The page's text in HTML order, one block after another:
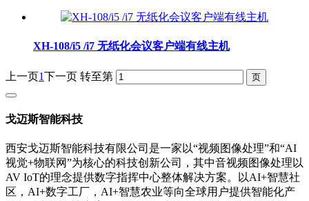
XH-108/i5 /i7 无纸化会议客户端有线主机
上一页1下一页 转至第
戈迈斯智能科技
西安戈迈斯智能科技有限公司是一家以“视频图像处理”和“AI
视觉+物联网”为核心的科技创新公司，其中音视频图像处理以
AV IoT的理念提供数字指挥中心整体解决方案。以AI+智慧社
区，AI+数字工厂，AI+智慧农业等向全球用户提供智能化产